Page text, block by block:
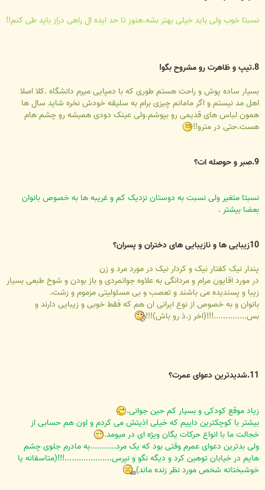
نسبتا خوب ولی باید خیلی بهتر بشه.هنوز تا حد ایده ال راهی دراز باید طی کنم!!
8.تیپ و ظاهرت رو مشروح بگو!
بسیار ساده پوش و راحت هستم طوری که با دمپایی میرم دانشگاه .کلا اصلا
اهل مد نیستم و اگر مامانم چیزی برام به سلیقه خودش نخره شاید سال ها
همون لباس های قدیمی رو بپوشم.ولی عینک دودی همیشه رو چشم هام
هست.حتی در مترو!!
9.صبر و حوصله ات؟
نسبتا متغیر ولی نسبت به دوستان نزدیک کم و غریبه ها به خصوص بانوان
بعضا بیشتر .
10زیبایی ها و نازیبایی های دختران و پسران؟
پندار نیک کفتار نیک و کردار نیک در مورد مرد و زن
در مورد اقایون مرام و مردانگی به علاوه جوانمردی و باز بودن و شوخ طبعی بسیار
زیبا و پسندیده می باشند و تعصب و بی مسئولیتی مزموم و زشت.
بانوان و به خصوص از نوع ایرانی ان هم که فقط خوبی و زیبایی دارند و
بس..............!!!(اخر ز.ذ رو باش)!!!
11.شدیدترین دعوای عمرت؟
زیاد موقع کودکی و بسیار کم حین جوانی.
بیشتر با کوچکترین داییم که خیلی اذیتش می کردم و اون هم حسابی از
خجالت ما با انواع حرکات یگان ویژه ای در میومد.
ولی بدترین دعوای عمرم وقتی بود که یک مرد...........به مادرم جلوی چشم
هایم در خیابان توهین کرد و دیگه نگو و نپرس....................!!!(متاسفانه یا
خوشبختانه شخص مورد نظر زنده ماند)